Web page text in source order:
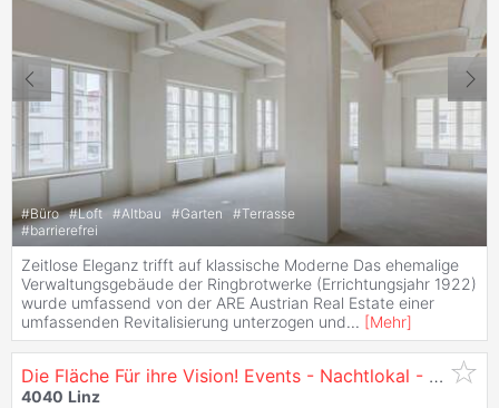
#Büro #Loft #Altbau #Garten #Terrasse
#barrierefrei
Zeitlose Eleganz trifft auf klassische Moderne Das ehemalige
Verwaltungsgebäude der Ringbrotwerke (Errichtungsjahr 1922)
wurde umfassend von der ARE Austrian Real Estate einer
umfassenden Revitalisierung unterzogen und... [Mehr]
Die Fläche Für ihre Vision! Events - Nachtlokal - Gastronomie - Club - zu Mieten in
4040 Linz